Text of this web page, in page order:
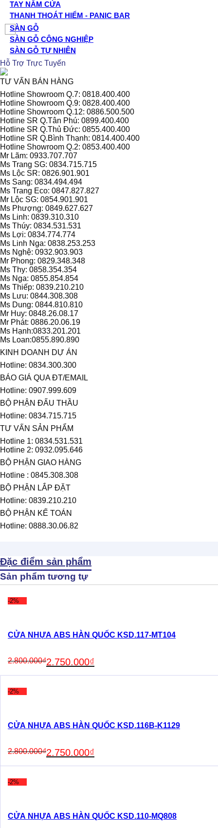
TAY NẮM CỬA
THANH THOÁT HIỂM - PANIC BAR
SÀN GỖ
SÀN GỖ CÔNG NGHIỆP
SÀN GỖ TỰ NHIÊN
Hỗ Trợ Trực Tuyến
TƯ VẤN BÁN HÀNG
Hotline Showroom Q.7: 0818.400.400
Hotline Showroom Q.9: 0828.400.400
Hotline Showroom Q.12: 0886.500.500
Hotline SR Q.Tân Phú: 0899.400.400
Hotline SR Q.Thủ Đức: 0855.400.400
Hotline SR Q.Bình Thạnh: 0814.400.400
Hotline Showroom Q.2: 0853.400.400
Mr Lãm: 0933.707.707
Ms Trang SG: 0834.715.715
Ms Lộc SR: 0826.901.901
Ms Sang: 0834.494.494
Ms Trang Eco: 0847.827.827
Mr Lộc SG: 0854.901.901
Ms Phượng: 0849.627.627
Ms Linh: 0839.310.310
Ms Thúy: 0834.531.531
Ms Lợi: 0834.774.774
Ms Linh Nga: 0838.253.253
Ms Nghệ: 0932.903.903
Mr Phong: 0829.348.348
Ms Thy: 0858.354.354
Ms Nga: 0855.854.854
Ms Thiếp: 0839.210.210
Ms Lưu: 0844.308.308
Ms Dung: 0844.810.810
Mr Huy: 0848.26.08.17
Mr Phát: 0886.20.06.19
Ms Hạnh:0833.201.201
Ms Loan:0855.890.890
KINH DOANH DỰ ÁN
Hotline: 0834.300.300
BÁO GIÁ QUA ĐT/EMAIL
Hotline: 0907.999.609
BỘ PHẬN ĐẤU THẦU
Hotline: 0834.715.715
TƯ VẤN SẢN PHẨM
Hotline 1: 0834.531.531
Hotline 2: 0932.095.646
BỘ PHẬN GIAO HÀNG
Hotline : 0845.308.308
BỘ PHẬN LẮP ĐẶT
Hotline: 0839.210.210
BỘ PHẬN KẾ TOÁN
Hotline: 0888.30.06.82
Đặc điểm sản phẩm
Sản phẩm tương tự
-2%
CỬA NHỰA ABS HÀN QUỐC KSD.117-MT104
2.800.000₫
price
was:
2.750.000₫
price
is:
-2%
CỬA NHỰA ABS HÀN QUỐC KSD.116B-K1129
2.800.000₫
price
was:
2.750.000₫
price
is:
-2%
CỬA NHỰA ABS HÀN QUỐC KSD.110-MQ808